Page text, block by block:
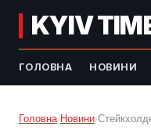
KYIV
ГОЛОВНА НОВИНИ
Головна›Новини›